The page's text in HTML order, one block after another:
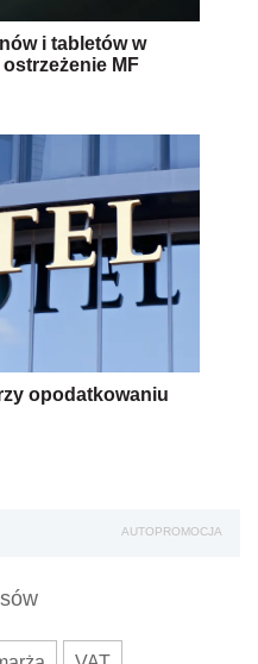
i tabletów w
MF
opodatkowaniu
AUTOPROMOCJA